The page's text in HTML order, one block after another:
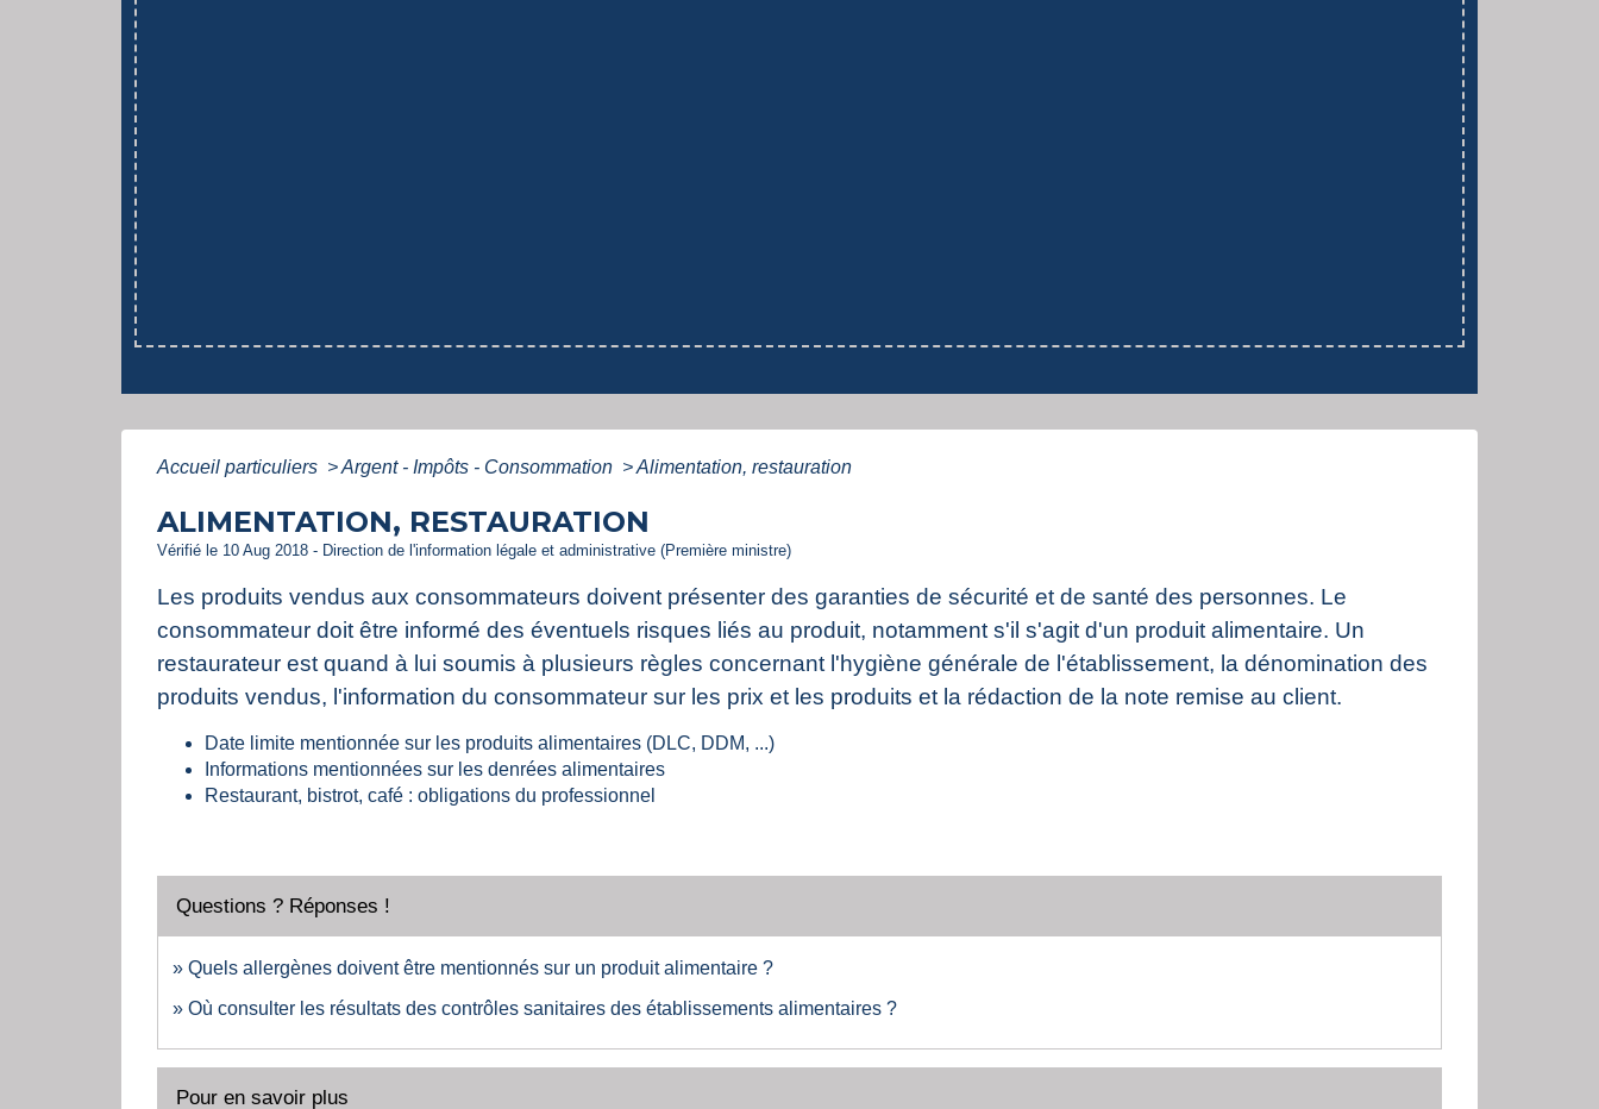
Accueil particuliers >Argent - Impôts - Consommation >Alimentation, restauration
ALIMENTATION, RESTAURATION
Vérifié le 10 Aug 2018 - Direction de l'information légale et administrative (Première ministre)
Les produits vendus aux consommateurs doivent présenter des garanties de sécurité et de santé des personnes. Le
consommateur doit être informé des éventuels risques liés au produit, notamment s'il s'agit d'un produit alimentaire. Un
restaurateur est quand à lui soumis à plusieurs règles concernant l'hygiène générale de l'établissement, la dénomination des
produits vendus, l'information du consommateur sur les prix et les produits et la rédaction de la note remise au client.
Date limite mentionnée sur les produits alimentaires (DLC, DDM, ...)
Informations mentionnées sur les denrées alimentaires
Restaurant, bistrot, café : obligations du professionnel
Questions ? Réponses !
Quels allergènes doivent être mentionnés sur un produit alimentaire ?
Où consulter les résultats des contrôles sanitaires des établissements alimentaires ?
Pour en savoir plus